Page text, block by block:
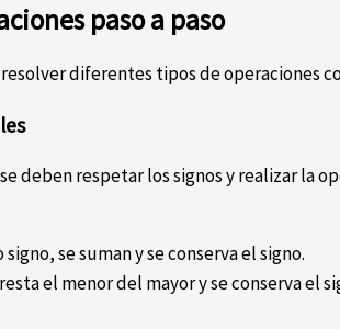
paso a paso
diferentes tipos de operaciones
deben respetar los signos y realizar la
se suman y se conserva el signo.
el menor del mayor y se conserva el